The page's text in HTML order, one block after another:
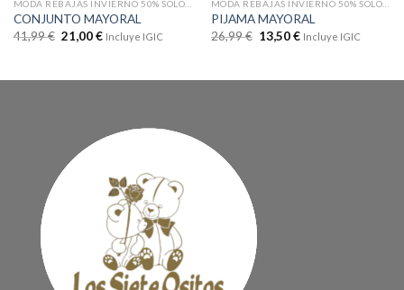
CONJUNTO MAYORAL
41,99€ 21,00€ Incluye IGIC
PIJAMA MAYORAL
26,99€ 13,50€ Incluye IGIC